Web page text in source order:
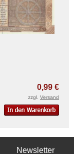
0,99 €
zzgl. Versand
Newsletter